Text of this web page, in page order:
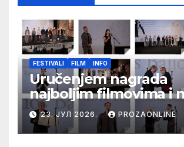
FESTIVALI FILM INFO
Uručenjem nagrada
najboljim filmovima i
„Aleksandar Lifka“
Bajiću svečano
Festival evropskog
23. ЈУЛ 2026. PROZAONLINE